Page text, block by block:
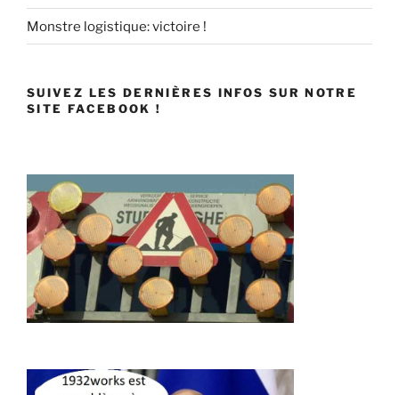
Monstre logistique: victoire !
SUIVEZ LES DERNIÈRES INFOS SUR NOTRE
SITE FACEBOOK !